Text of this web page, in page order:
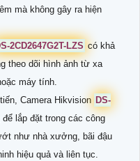
mà không gây ra hiện
2CD2647G2T-LZS có khả
theo dõi hình ảnh từ xa
máy tính.
Camera Hikvision DS-
lắp đặt trong các công
như nhà xưởng, bãi đậu
hiệu quả và liên tục.